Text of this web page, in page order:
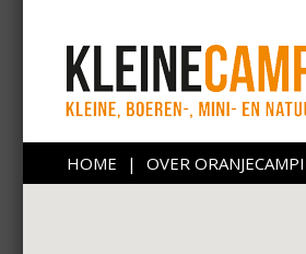
HOME | OVER